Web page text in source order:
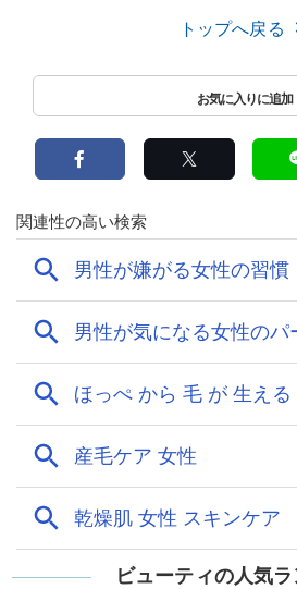
トップへ戻る
ビューティの人気